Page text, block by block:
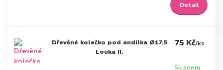
Detail
Dřevěné kolečko pod andílka Ø17,5
Louka II.
75 Kč/ks
Skladem